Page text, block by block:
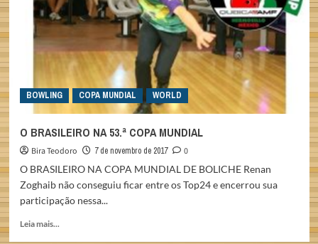
MUNDIAL
BOWLING COPA MUNDIAL WORLD
O BRASILEIRO NA 53.ª COPA MUNDIAL
Bira Teodoro 7 de novembro de 2017
0
O BRASILEIRO NA COPA MUNDIAL DE BOLICHE Renan
Zoghaib não conseguiu ficar entre os Top24 e encerrou sua
participação nessa...
Leia mais...